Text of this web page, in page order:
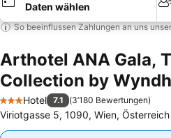
Daten wählen
So beeinflussen Zahlungen an uns
Arthotel ANA Gala,
Collection by
3 Sterne
Hotel 7.1 (3’180 Bewertungen)
Viriotgasse 5, 1090, Wien, Österreich